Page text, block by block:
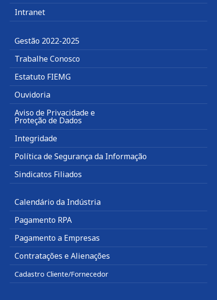
Intranet
Gestão 2022-2025
Trabalhe Conosco
Estatuto FIEMG
Ouvidoria
Aviso de Privacidade e
Proteção de Dados
Integridade
Política de Segurança da Informação
Sindicatos Filiados
Calendário da Indústria
Pagamento RPA
Pagamento a Empresas
Contratações e Alienações
Cadastro Cliente/Fornecedor